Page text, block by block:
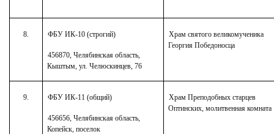
8. ФБУ ИК-10 (строгий)
456870, Челябинская область,
Кыштым, ул. Челюскинцев, 76
Храм святого великомученика
Георгия Победоносца
9. ФБУ ИК-11 (общий)
456656, Челябинская область,
Копейск, поселок
Храм Преподобных старцев
Оптинских, молитвенная комната